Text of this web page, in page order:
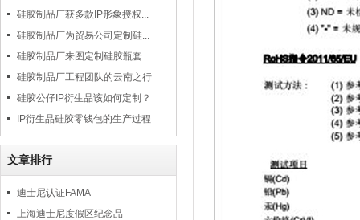
硅胶制品厂获多款IP形象授权...
硅胶制品厂为贸易公司定制硅...
硅胶制品厂来图定制硅胶瓶套
硅胶制品厂工程团队的云南之行
硅胶公仔IP衍生品该如何定制？
IP衍生品硅胶零钱包的生产过程
文章排行
迪士尼认证FAMA
上海迪士尼度假区纪念品